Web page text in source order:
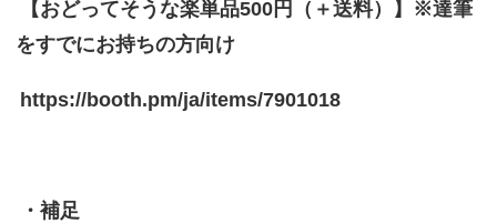
【おどってそうな楽単品500円（＋送料）】※達筆
をすでにお持ちの方向け
https://booth.pm/ja/items/7901018
・補足